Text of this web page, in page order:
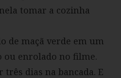
tomar a cozinha
de maçã verde em um
ou enrolado no filme.
dias na bancada. E